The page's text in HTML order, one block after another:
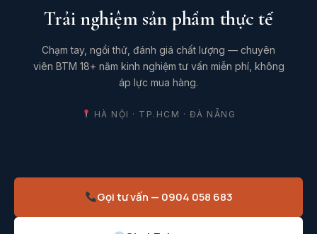
Trải nghiệm sản phẩm thực tế
Chạm tay, ngồi thử, đánh giá chất lượng — chuyên
viên BTM 18+ năm kinh nghiệm tư vấn miễn phí, không
áp lực mua hàng.
HÀ NỘI · TP.HCM · ĐÀ NẴNG
Gọi tư vấn — 0904 058 683